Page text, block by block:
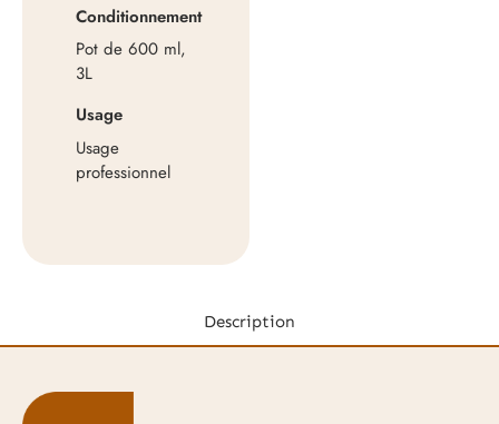
Conditionnement
Pot de 600 ml,
3L
Usage
Usage
professionnel
Description